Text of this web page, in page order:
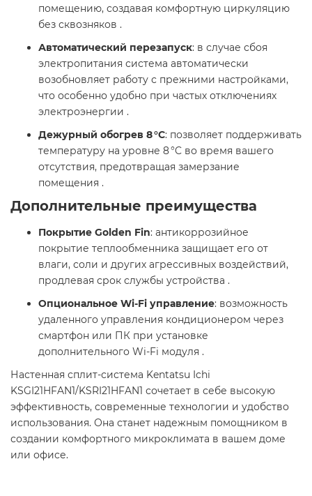
помещению, создавая комфортную циркуляцию
без сквозняков .​
Автоматический перезапуск: в случае сбоя
электропитания система автоматически
возобновляет работу с прежними настройками,
что особенно удобно при частых отключениях
электроэнергии .​
Дежурный обогрев 8 °C: позволяет поддерживать
температуру на уровне 8 °C во время вашего
отсутствия, предотвращая замерзание
помещения .​
Дополнительные преимущества
Покрытие Golden Fin: антикоррозийное
покрытие теплообменника защищает его от
влаги, соли и других агрессивных воздействий,
продлевая срок службы устройства .​
Опциональное Wi-Fi управление: возможность
удаленного управления кондиционером через
смартфон или ПК при установке
дополнительного Wi-Fi модуля .​
Настенная сплит-система Kentatsu Ichi
KSGI21HFAN1/KSRI21HFAN1 сочетает в себе высокую
эффективность, современные технологии и удобство
использования. Она станет надежным помощником в
создании комфортного микроклимата в вашем доме
или офисе.